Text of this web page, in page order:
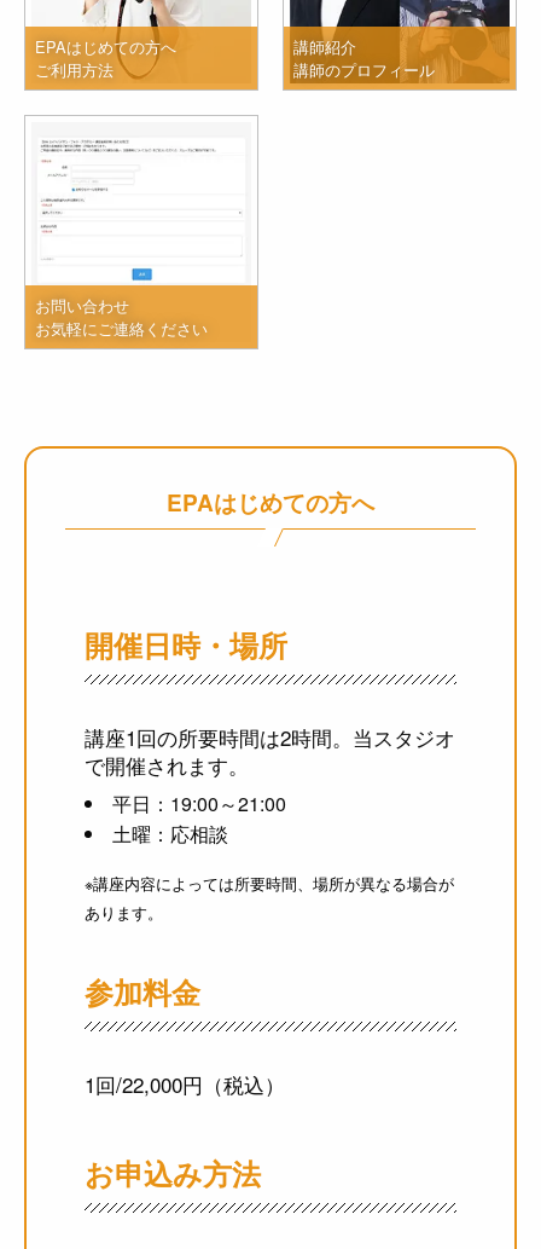
EPAはじめての方へ
ご利用方法
講師紹介
講師のプロフィール
お問い合わせ
お気軽にご連絡ください
EPAはじめての方へ
開催日時・場所
講座1回の所要時間は2時間。当スタジオ
で開催されます。
平日：19:00～21:00
土曜：応相談
※講座内容によっては所要時間、場所が異なる場合が
あります。
参加料金
1回/22,000円（税込）
お申込み方法